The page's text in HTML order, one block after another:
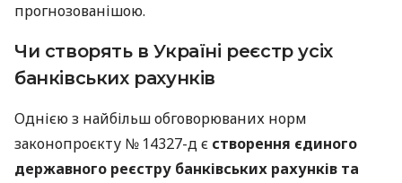
прогнозованішою.
Чи створять в Україні реєстр усіх
банківських рахунків
Однією з найбільш обговорюваних норм
законопроєкту № 14327-д є створення єдиного
державного реєстру банківських рахунків та